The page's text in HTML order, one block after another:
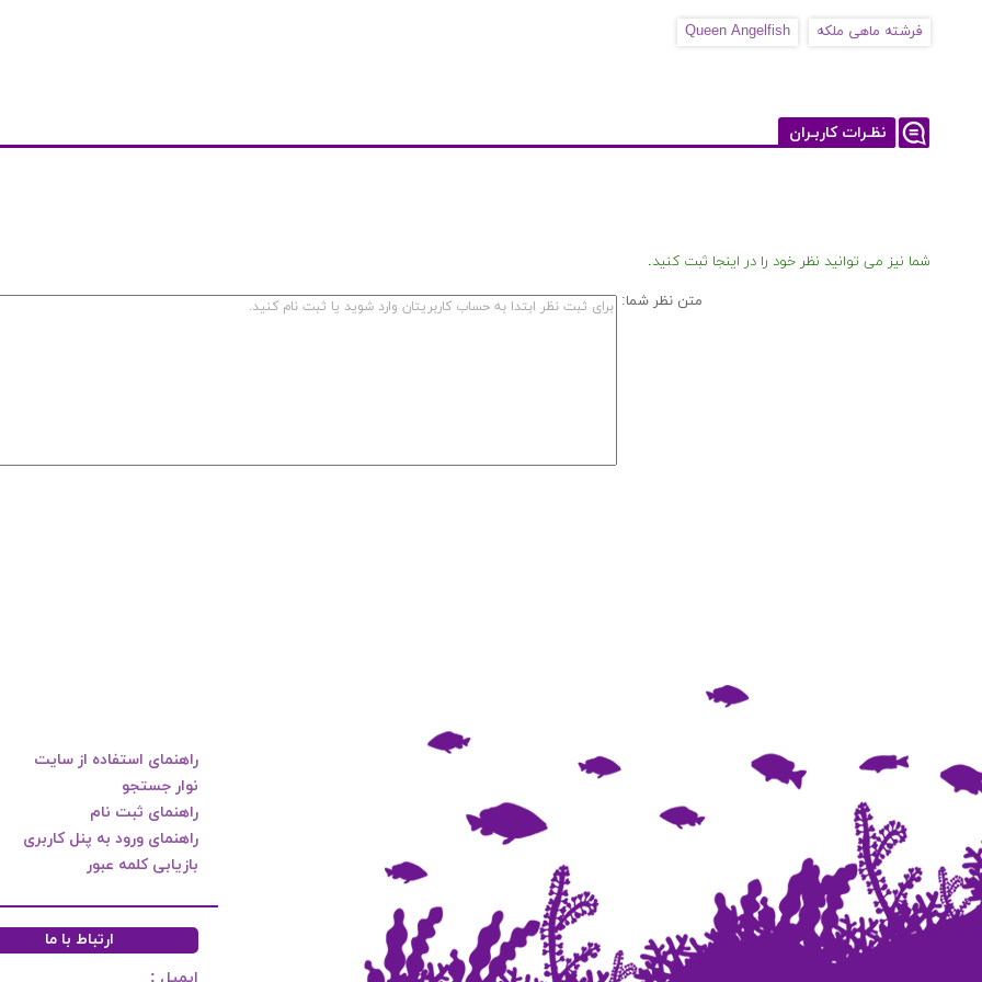
فرشته ماهی ملکه Queen Angelfish
نظـرات کاربـران
شما نیز می توانید نظر خود را در اینجا ثبت کنید.
متن نظر شما:
راهنمای استفاده از سایت
نوار جستجو
راهنمای ثبت نام
راهنمای ورود به پنل کاربری
بازیابی کلمه عبور
ارتباط با ما